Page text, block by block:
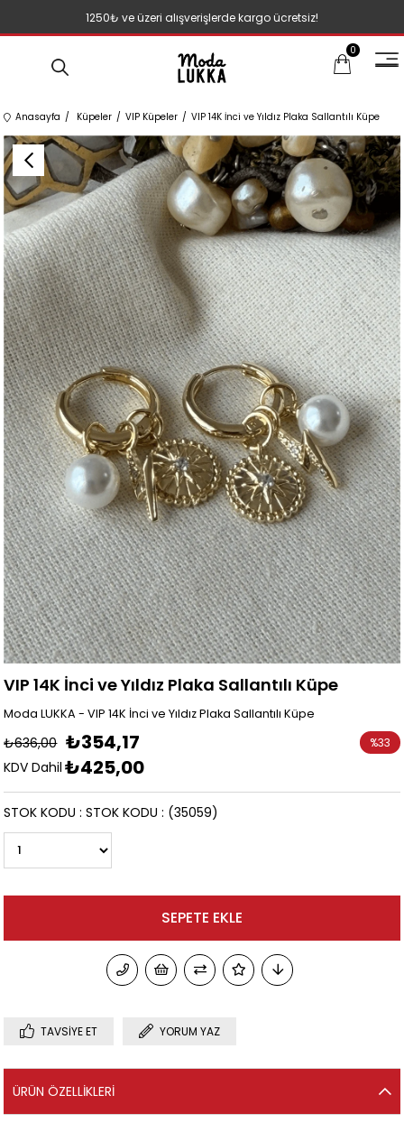
1250₺ ve üzeri alışverişlerde kargo ücretsiz!
0
Anasayfa Küpeler VIP Küpeler VIP 14K İnci ve Yıldız Plaka Sallantılı Küpe
VIP 14K İnci ve Yıldız Plaka Sallantılı Küpe
Moda LUKKA - VIP 14K İnci ve Yıldız Plaka Sallantılı Küpe
₺636,00 ₺354,17
KDV Dahil ₺425,00
%33
(35059)
STOK KODU STOK KODU
TAVSIYE ET YORUM YAZ
ÜRÜN ÖZELLIKLERI